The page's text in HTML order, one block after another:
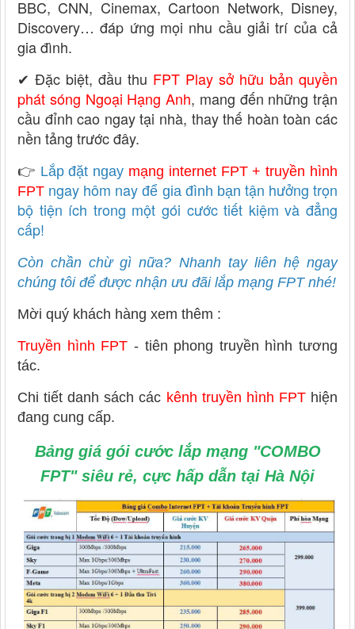
BBC, CNN, Cinemax, Cartoon Network, Disney,
Discovery… đáp ứng mọi nhu cầu giải trí của cả
gia đình.
✔ Đặc biệt, đầu thu FPT Play sở hữu bản quyền
phát sóng Ngoại Hạng Anh, mang đến những trận
cầu đỉnh cao ngay tại nhà, thay thế hoàn toàn các
nền tảng trước đây.
👉 Lắp đặt ngay mạng internet FPT + truyền hình
FPT ngay hôm nay để gia đình bạn tận hưởng trọn
bộ tiện ích trong một gói cước tiết kiệm và đẳng
cấp!
Còn chần chừ gì nữa? Nhanh tay liên hệ ngay
chúng tôi để được nhận ưu đãi lắp mạng FPT nhé!
Mời quý khách hàng xem thêm :
Truyền hình FPT - tiên phong truyền hình tương
tác.
Chi tiết danh sách các kênh truyền hình FPT hiện
đang cung cấp.
Bảng giá gói cước lắp mạng "COMBO
FPT" siêu rẻ, cực hấp dẫn tại Hà Nội